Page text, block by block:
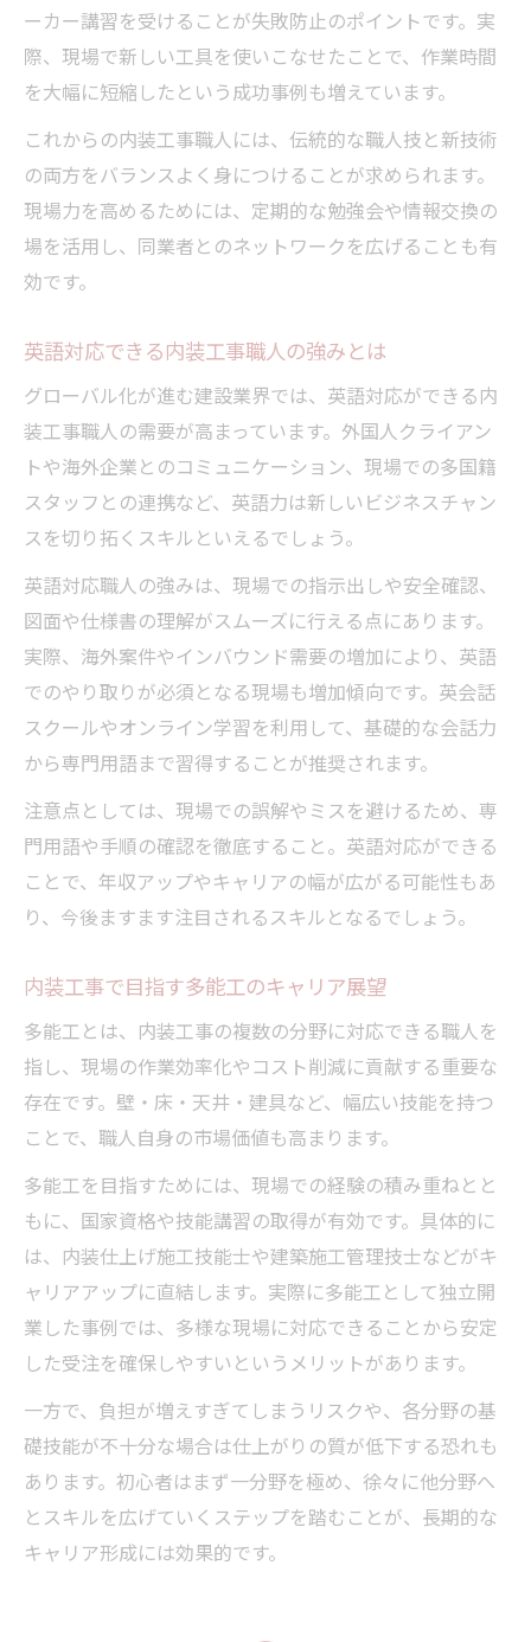
ーカー講習を受けることが失敗防止のポイントです。実
際、現場で新しい工具を使いこなせたことで、作業時間
を大幅に短縮したという成功事例も増えています。
これからの内装工事職人には、伝統的な職人技と新技術
の両方をバランスよく身につけることが求められます。
現場力を高めるためには、定期的な勉強会や情報交換の
場を活用し、同業者とのネットワークを広げることも有
効です。
英語対応できる内装工事職人の強みとは
グローバル化が進む建設業界では、英語対応ができる内
装工事職人の需要が高まっています。外国人クライアン
トや海外企業とのコミュニケーション、現場での多国籍
スタッフとの連携など、英語力は新しいビジネスチャン
スを切り拓くスキルといえるでしょう。
英語対応職人の強みは、現場での指示出しや安全確認、
図面や仕様書の理解がスムーズに行える点にあります。
実際、海外案件やインバウンド需要の増加により、英語
でのやり取りが必須となる現場も増加傾向です。英会話
スクールやオンライン学習を利用して、基礎的な会話力
から専門用語まで習得することが推奨されます。
注意点としては、現場での誤解やミスを避けるため、専
門用語や手順の確認を徹底すること。英語対応ができる
ことで、年収アップやキャリアの幅が広がる可能性もあ
り、今後ますます注目されるスキルとなるでしょう。
内装工事で目指す多能工のキャリア展望
多能工とは、内装工事の複数の分野に対応できる職人を
指し、現場の作業効率化やコスト削減に貢献する重要な
存在です。壁・床・天井・建具など、幅広い技能を持つ
ことで、職人自身の市場価値も高まります。
多能工を目指すためには、現場での経験の積み重ねとと
もに、国家資格や技能講習の取得が有効です。具体的に
は、内装仕上げ施工技能士や建築施工管理技士などがキ
ャリアアップに直結します。実際に多能工として独立開
業した事例では、多様な現場に対応できることから安定
した受注を確保しやすいというメリットがあります。
一方で、負担が増えすぎてしまうリスクや、各分野の基
礎技能が不十分な場合は仕上がりの質が低下する恐れも
あります。初心者はまず一分野を極め、徐々に他分野へ
とスキルを広げていくステップを踏むことが、長期的な
キャリア形成には効果的です。